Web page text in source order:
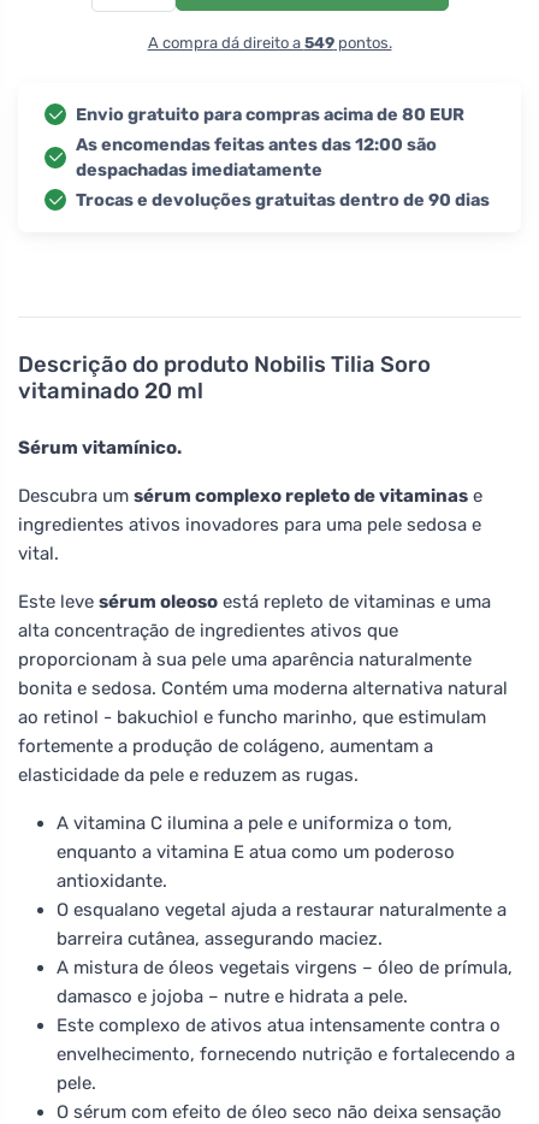
Descrição do produto Nobilis Tilia Soro
vitaminado 20 ml
Sérum vitamínico.
Descubra um sérum complexo repleto de vitaminas e
ingredientes ativos inovadores para uma pele sedosa e
vital.
Este leve sérum oleoso está repleto de vitaminas e uma
alta concentração de ingredientes ativos que
proporcionam à sua pele uma aparência naturalmente
bonita e sedosa. Contém uma moderna alternativa natural
ao retinol - bakuchiol e funcho marinho, que estimulam
fortemente a produção de colágeno, aumentam a
elasticidade da pele e reduzem as rugas.
A vitamina C ilumina a pele e uniformiza o tom,
enquanto a vitamina E atua como um poderoso
antioxidante.
O esqualano vegetal ajuda a restaurar naturalmente a
barreira cutânea, assegurando maciez.
A mistura de óleos vegetais virgens – óleo de prímula,
damasco e jojoba – nutre e hidrata a pele.
Este complexo de ativos atua intensamente contra o
envelhecimento, fornecendo nutrição e fortalecendo a
pele.
O sérum com efeito de óleo seco não deixa sensação
A compra dá direito a 549pontos.
Envio gratuito para compras acima de 80 EUR
As encomendas feitas antes das 12:00 são
despachadas imediatamente
Trocas e devoluções gratuitas dentro de 90 dias